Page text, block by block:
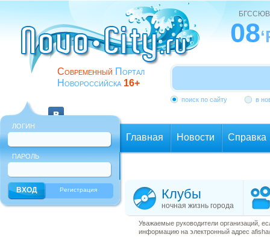
Современный Портал
Новороссийска 16+
08
поиск по сайту в
ЛОГИН
ПАРОЛЬ
Регистрация
Главная Новости Справка
Клубы
ночная жизнь города
Уважаемые руководители организаций,
информацию на электронный адрес